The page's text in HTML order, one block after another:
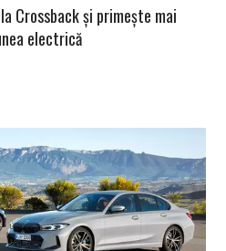
Crossback și primește mai
electrică